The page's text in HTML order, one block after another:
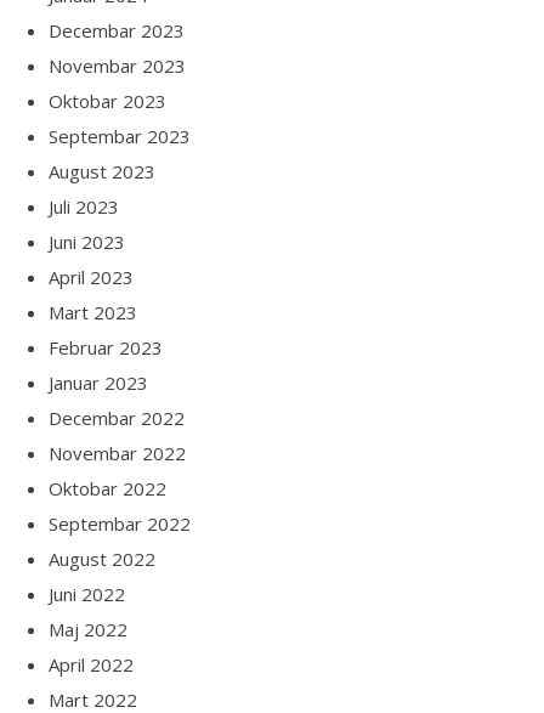
Decembar 2023
Novembar 2023
Oktobar 2023
Septembar 2023
August 2023
Juli 2023
Juni 2023
April 2023
Mart 2023
Februar 2023
Januar 2023
Decembar 2022
Novembar 2022
Oktobar 2022
Septembar 2022
August 2022
Juni 2022
Maj 2022
April 2022
Mart 2022